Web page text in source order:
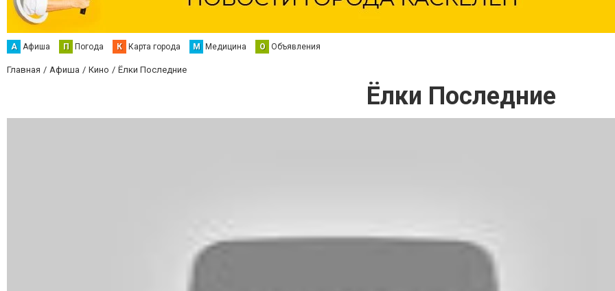
А Афиша П Погода К Карта города М Медицина О Объявления
Главная Афиша Кино Ёлки Последние
Ёлки Последние